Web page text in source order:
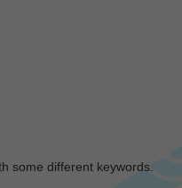
some different keywords.